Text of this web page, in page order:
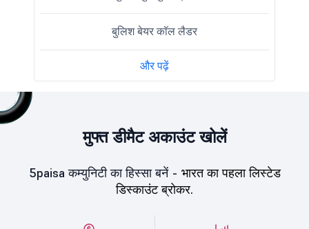
बुलिश बेयर कॉल लैडर
और पढ़ें
मुफ्त डीमैट अकाउंट खोलें
5paisa कम्युनिटी का हिस्सा बनें - भारत का पहला लिस्टेड
डिस्काउंट ब्रोकर.